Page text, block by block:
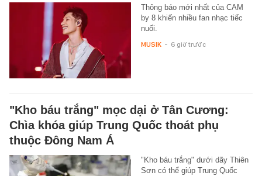
Thông báo mới nhất của CAM
by 8 khiến nhiều fan nhạc tiếc
nuối.
MUSIK - 6 giờ trước
"Kho báu trắng" mọc dại ở Tân Cương:
Chìa khóa giúp Trung Quốc thoát phụ
thuộc Đông Nam Á
"Kho báu trắng" dưới dãy Thiên
Sơn có thể giúp Trung Quốc